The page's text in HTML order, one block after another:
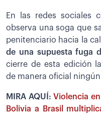
En las redes sociales
observa una soga que
penitenciario hacia la
de una supuesta fuga
cierre de esta edición
de manera oficial
MIRA AQUÍ:Violencia
Bolivia a Brasil